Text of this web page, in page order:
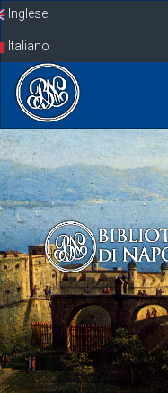
SkipInglese
Italiano